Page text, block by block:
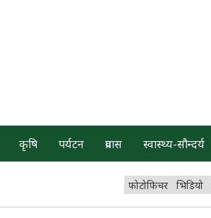
कृषि पर्यटन प्रवास स्वास्थ्य-सौन्दर्य
फोटोफिचर भिडियो